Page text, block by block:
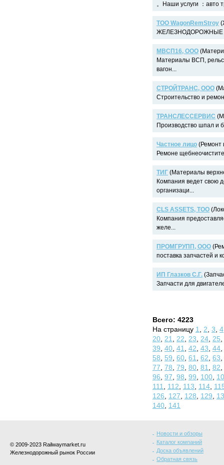
。Наши услуги ：авто
ТОО WagonRemStroy
ЖЕЛЕЗНОДОРОЖНЫЕ
МВСП16, ООО
Материалы ВСП,
вагон...
СТРОЙТРАНС, ООО
Строительство и
ТРАНСЛЕССЕРВИС
Производство шпал и
Частное лицо (Ремонт
Ремоне
ТИГ (Материалы
Компания ведет свою
организаци...
CLS ASSETS, TOO
Компания
желе...
ПРОМГРУПП, ООО
поставка запчастей и
ИП Глазков С.Г.
Запчасти для
Всего: 4223
На страницу 1 2 3 4
20 21 22 23 24 25
39 40 41 42 43 44
58
59 60 61 62 63
77 78 79 80 81 82
96 97 98 99 100
111
112 113 114
126
127 128 129
140 141
© 2009-2023 Railwaymarket.ru
Железнодорожный рынок России
Новости и обзоры
Каталог компаний
Доска объявлений
Обратная связь